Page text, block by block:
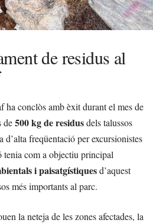
de residus al
ha conclòs amb èxit durant el mes de
de500 kg de residusdels talussos
freqüentació per excursionistes
com a objectiu principal
i paisatgístiquesd’aquest
més importants al parc.
la neteja de les zones afectades, la